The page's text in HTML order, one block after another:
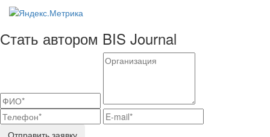
Стать автором BIS Journal